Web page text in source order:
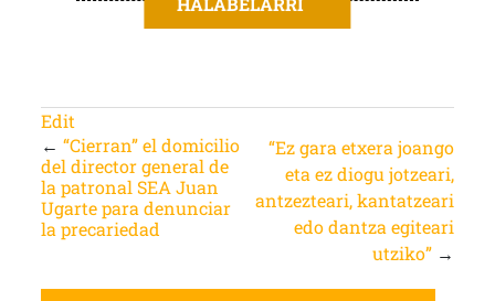
Edit
← “Cierran” el domicilio
del director general de
la patronal SEA Juan
Ugarte para denunciar
la precariedad
“Ez gara etxera joango
eta ez diogu jotzeari,
antzezteari, kantatzeari
edo dantza egiteari
utziko” →